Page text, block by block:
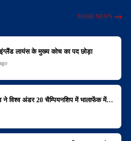
MORE NEWS
लायंस के मुख्य कोच का पद छोड़ा
ने विश्व अंडर 20 चैम्पियनशिप में भालाफेंक में…